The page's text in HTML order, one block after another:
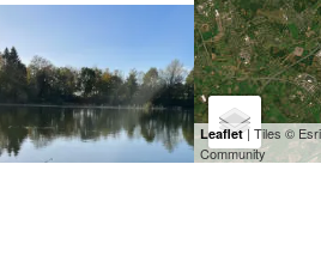
Leaflet| Tiles © Esri
Community